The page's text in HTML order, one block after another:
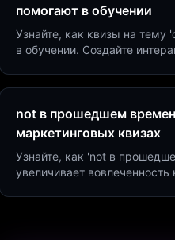
помогают в обучении
Узнайте, как квизы на тему
в обучении. Создайте
not в прошедшем
маркетинговых квизах
Узнайте, как 'not в
увеличивает